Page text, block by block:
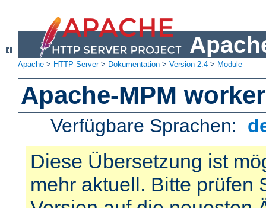
Apache > HTTP-Server> Dokumentation > Version 2.4 > Module
Apache-MPM worker
Verfügbare Sprachen:
Diese Übersetzung ist
mehr aktuell. Bitte prüfen